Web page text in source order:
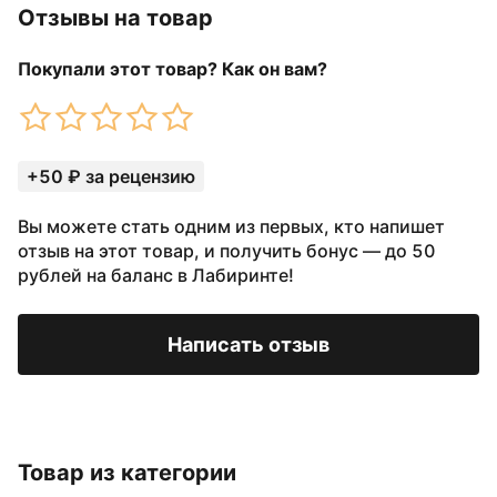
Отзывы на товар
Покупали этот товар? Как он вам?
+50 ₽ за рецензию
Вы можете стать одним из первых, кто напишет
отзыв на этот товар, и получить бонус — до 50
рублей на баланс в Лабиринте!
Написать отзыв
Товар из категории